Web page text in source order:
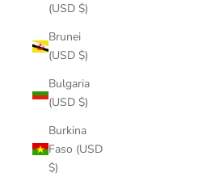
(USD $)
Brunei
(USD $)
Bulgaria
(USD $)
Burkina
Faso (USD
$)